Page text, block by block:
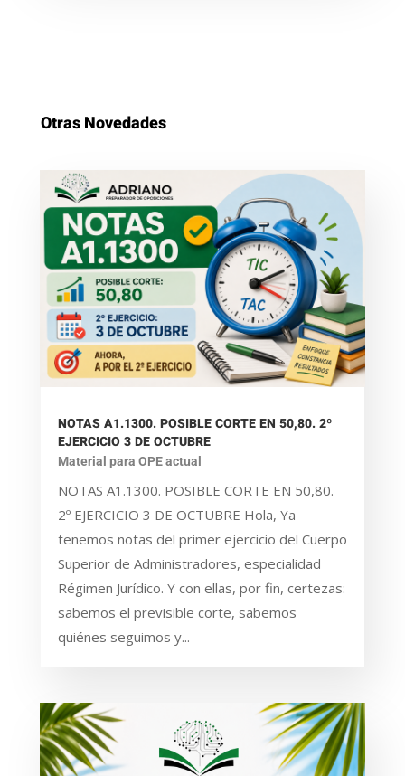
Otras Novedades
NOTAS A1.1300. POSIBLE CORTE EN 50,80. 2º
EJERCICIO 3 DE OCTUBRE
Material para OPE actual
NOTAS A1.1300. POSIBLE CORTE EN 50,80.
2º EJERCICIO 3 DE OCTUBRE Hola, Ya
tenemos notas del primer ejercicio del Cuerpo
Superior de Administradores, especialidad
Régimen Jurídico. Y con ellas, por fin, certezas:
sabemos el previsible corte, sabemos
quiénes seguimos y...